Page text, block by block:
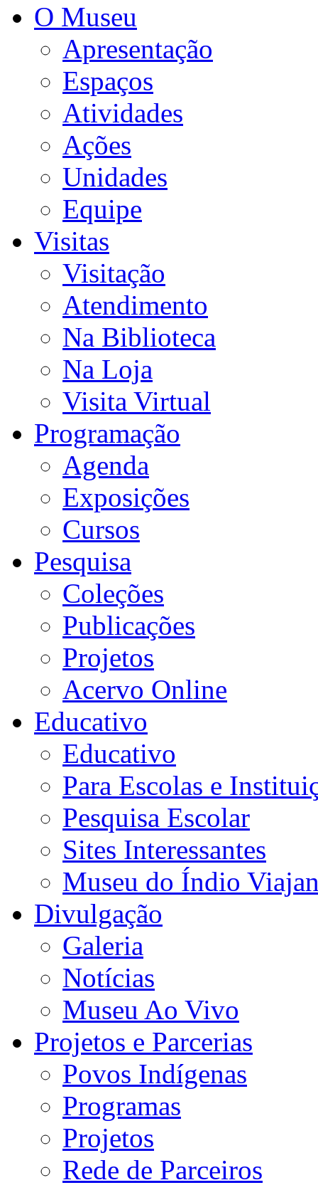
O Museu
Apresentação
Espaços
Atividades
Ações
Unidades
Equipe
Visitas
Visitação
Atendimento
Na Biblioteca
Na Loja
Visita Virtual
Programação
Agenda
Exposições
Cursos
Pesquisa
Coleções
Publicações
Projetos
Acervo Online
Educativo
Educativo
Para Escolas e
Pesquisa Escolar
Sites Interessantes
Museu do Índio
Divulgação
Galeria
Notícias
Museu Ao Vivo
Projetos e Parcerias
Povos Indígenas
Programas
Projetos
Rede de Parceiros